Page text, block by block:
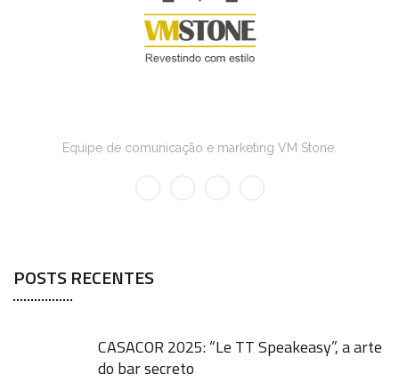
Equipe de comunicação e marketing VM Stone.
POSTS RECENTES
CASACOR 2025: “Le TT Speakeasy”, a arte
do bar secreto